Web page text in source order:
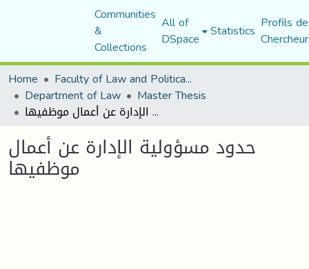
Communities
&
Collections
All of
DSpace Statistics Profils
Home
Faculty of Law and Political Science
Department of Law Master Thesis
حدود مسؤولية الإدارة عن أعمال موظفيها
حدود مسؤولية الإدارة عن أعمال
موظفيها